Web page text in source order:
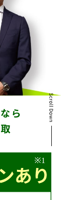
ら